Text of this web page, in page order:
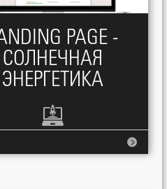
PAGE -
СОЛНЕЧНАЯ
ЭНЕРГЕТИКА